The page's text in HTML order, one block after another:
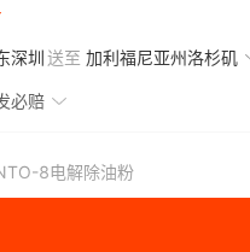
深圳送至 加利福尼亚州洛杉矶
必赔
8电解除油粉